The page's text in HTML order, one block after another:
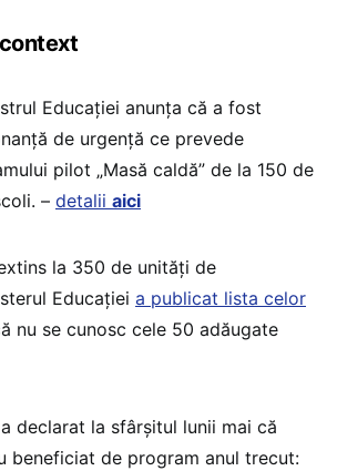
Educației anunța că a fost
de urgență ce prevede
pilot „Masă caldă” de la 150 de
– detalii aici
la 350 de unități de
Educației a publicat lista celor
nu se cunosc cele 50 adăugate
declarat la sfârșitul lunii mai că
beneficiat de program anul trecut: